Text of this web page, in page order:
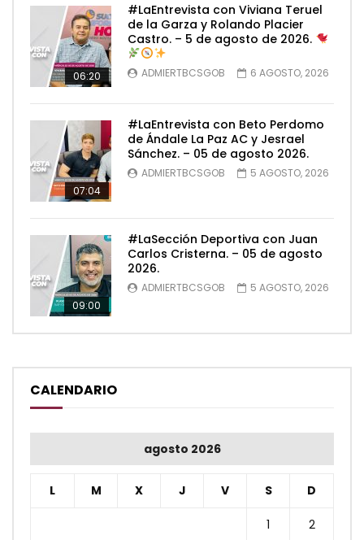
06:20
#LaEntrevista con Viviana Teruel
de la Garza y Rolando Placier
Castro. – 5 de agosto de 2026.
ADMIERTBCSGOB 6 AGOSTO, 2026
07:04
#LaEntrevista con Beto Perdomo
de Ándale La Paz AC y Jesrael
Sánchez. – 05 de agosto 2026.
ADMIERTBCSGOB 5 AGOSTO, 2026
09:00
#LaSección Deportiva con Juan
Carlos Cristerna. – 05 de agosto
2026.
ADMIERTBCSGOB 5 AGOSTO, 2026
CALENDARIO
agosto 2026
L M X J V S D
1 2